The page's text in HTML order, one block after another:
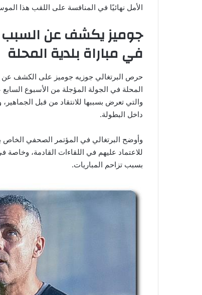
الأمل نهائيًا في المنافسة على اللقب هذا
جوميز يكشف عن السبب
في مباراة بلدية المحلة
حرص البرتغالي جوزيه جوميز على الكشف عن
والتي تعرض بسببها للانتقاد من قبل
داخل البطولة.
وأوضح البرتغالي في المؤتمر الصحفي الخاص
للاعتماد عليهم في اللقاءات القادمة، وخاصة
بسبب تزاحم المباريات.